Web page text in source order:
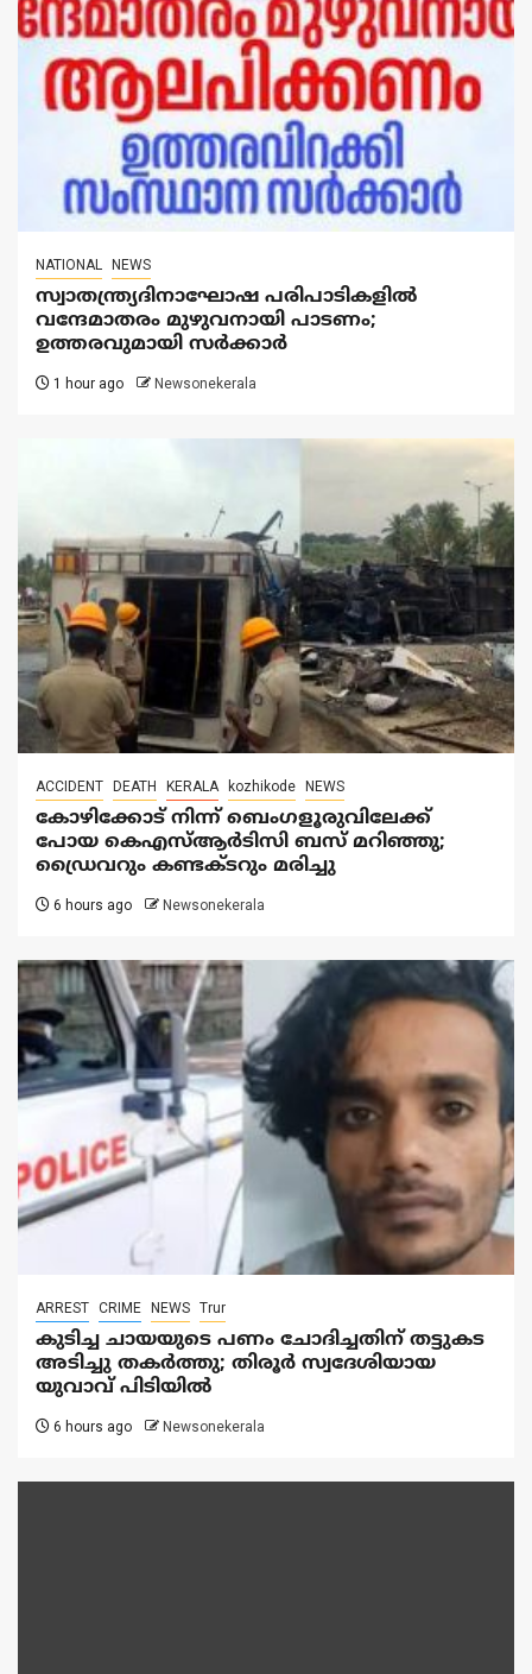
NATIONAL NEWS
സ്വാതന്ത്ര്യദിനാഘോഷ പരിപാടികളിൽ
വന്ദേമാതരം മുഴുവനായി പാടണം;
ഉത്തരവുമായി സർക്കാർ
1 hour ago Newsonekerala
ACCIDENT DEATH KERALA kozhikode NEWS
കോഴിക്കോട് നിന്ന് ബെംഗളൂരുവിലേക്ക്
പോയ കെഎസ്ആർടിസി ബസ് മറിഞ്ഞു;
ഡ്രൈവറും കണ്ടക്ടറും മരിച്ചു
6 hours ago Newsonekerala
ARREST CRIME NEWS Trur
കുടിച്ച ചായയുടെ പണം ചോദിച്ചതിന് തട്ടുകട
അടിച്ചു തകർത്തു; തിരൂർ സ്വദേശിയായ
യുവാവ് പിടിയിൽ
6 hours ago Newsonekerala